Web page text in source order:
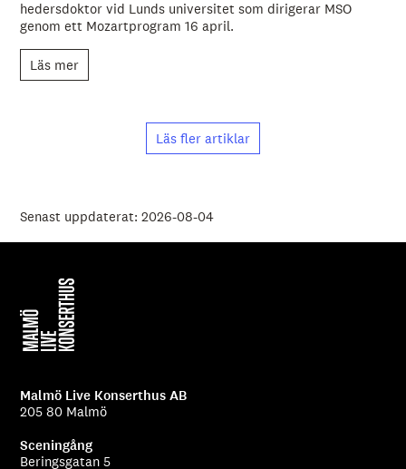
hedersdoktor vid Lunds universitet som dirigerar MSO
genom ett Mozartprogram 16 april.
Läs mer
Läs fler artiklar
Senast uppdaterat: 2026-08-04
Malmö Live Konserthus AB
205 80 Malmö
Sceningång
Beringsgatan 5